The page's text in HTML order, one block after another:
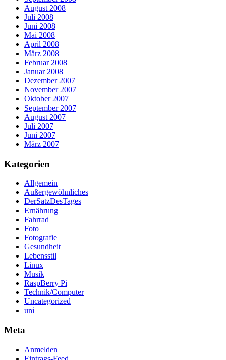
August 2008
Juli 2008
Juni 2008
Mai 2008
April 2008
März 2008
Februar 2008
Januar 2008
Dezember 2007
November 2007
Oktober 2007
September 2007
August 2007
Juli 2007
Juni 2007
März 2007
Kategorien
Allgemein
Außergewöhnliches
DerSatzDesTages
Ernährung
Fahrrad
Foto
Fotografie
Gesundheit
Lebensstil
Linux
Musik
RaspBerry Pi
Technik/Computer
Uncategorized
uni
Meta
Anmelden